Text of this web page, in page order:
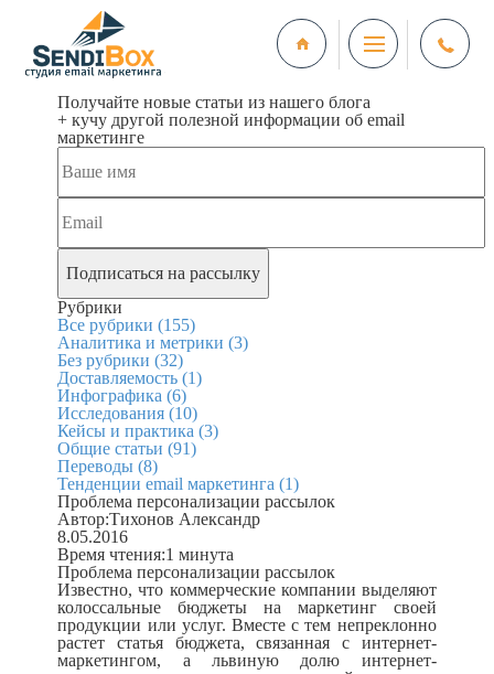
Получайте новые статьи из нашего блога
+ кучу другой полезной информации об email
маркетинге
Рубрики
Все рубрики (155)
Аналитика и метрики (3)
Без рубрики (32)
Доставляемость (1)
Инфографика (6)
Исследования (10)
Кейсы и практика (3)
Общие статьи (91)
Переводы (8)
Тенденции email маркетинга (1)
Проблема персонализации рассылок
Автор:Тихонов Александр
8.05.2016
Время чтения:1 минута
Проблема персонализации рассылок
Известно, что коммерческие компании выделяют
колоссальные бюджеты на маркетинг своей
продукции или услуг. Вместе с тем непреклонно
растет статья бюджета, связанная с интернет-
маркетингом, а львиную долю интернет-